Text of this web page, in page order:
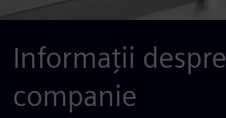
Informații despre
companie